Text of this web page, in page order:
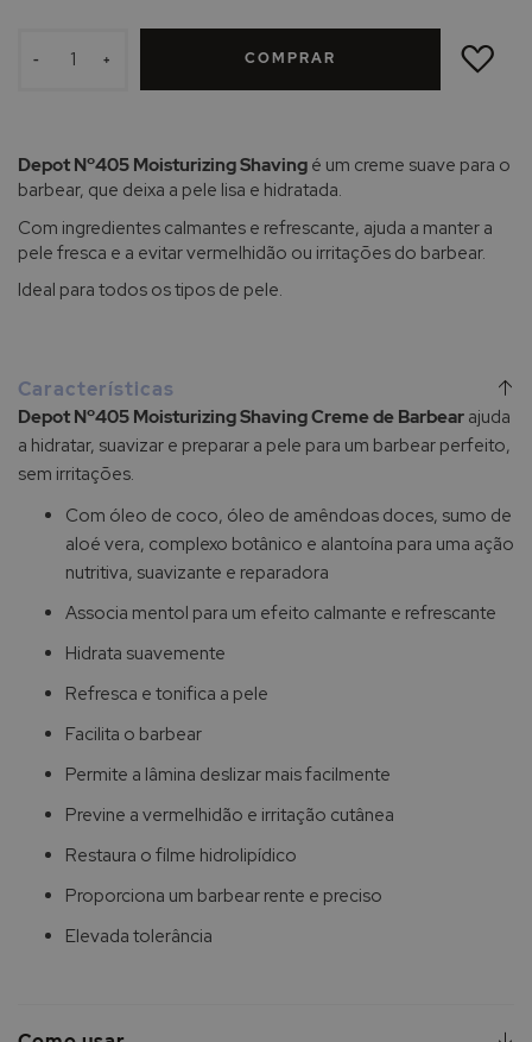
- + COMPRAR
ADICIONAR
LISTA
Depot Nº405 Moisturizing Shaving é um creme suave para o
barbear, que deixa a pele lisa e hidratada.
Com ingredientes calmantes e refrescante, ajuda a manter a
pele fresca e a evitar vermelhidão ou irritações do barbear.
Ideal para todos os tipos de pele.
Características
Depot Nº405 Moisturizing Shaving Creme de Barbear ajuda
a hidratar, suavizar e preparar a pele para um barbear perfeito,
sem irritações.
Com óleo de coco, óleo de amêndoas doces, sumo de
aloé vera, complexo botânico e alantoína para uma ação
nutritiva, suavizante e reparadora
Associa mentol para um efeito calmante e refrescante
Hidrata suavemente
Refresca e tonifica a pele
Facilita o barbear
Permite a lâmina deslizar mais facilmente
Previne a vermelhidão e irritação cutânea
Restaura o filme hidrolipídico
Proporciona um barbear rente e preciso
Elevada tolerância